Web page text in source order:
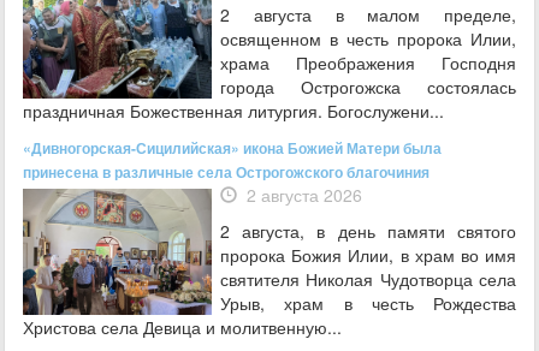
2 августа в малом пределе,
освященном в честь пророка Илии,
храма Преображения Господня
города Острогожска состоялась
праздничная Божественная литургия. Богослужени...
«Дивногорская-Сицилийская» икона Божией Матери была
принесена в различные села Острогожского благочиния
2 августа 2026
2 августа, в день памяти святого
пророка Божия Илии, в храм во имя
святителя Николая Чудотворца села
Урыв, храм в честь Рождества
Христова села Девица и молитвенную...